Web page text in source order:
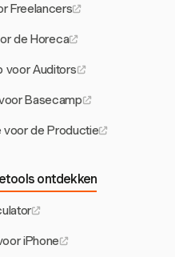
Freelancers
de Horeca
voor Auditors
Basecamp
voor de Productie
ontdekken
iPhone